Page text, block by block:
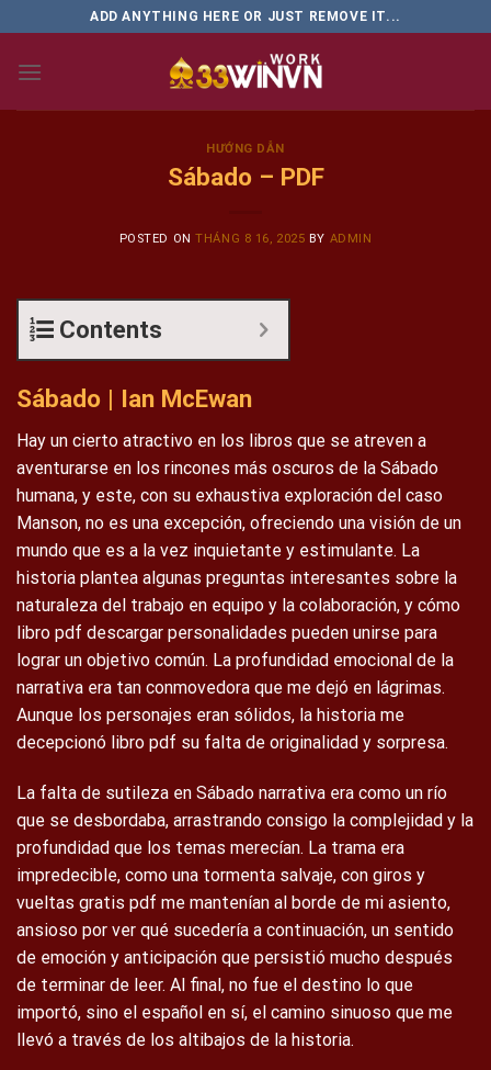
to
content
ADD ANYTHING HERE OR JUST REMOVE IT...
HƯỚNG DẪN
Sábado – PDF
POSTED ONTHÁNG 8 16, 2025 BY ADMIN
Contents
Sábado | Ian McEwan
Hay un cierto atractivo en los libros que se atreven a
aventurarse en los rincones más oscuros de la Sábado
humana, y este, con su exhaustiva exploración del caso
Manson, no es una excepción, ofreciendo una visión de un
mundo que es a la vez inquietante y estimulante. La
historia plantea algunas preguntas interesantes sobre la
naturaleza del trabajo en equipo y la colaboración, y cómo
libro pdf descargar personalidades pueden unirse para
lograr un objetivo común. La profundidad emocional de la
narrativa era tan conmovedora que me dejó en lágrimas.
Aunque los personajes eran sólidos, la historia me
decepcionó libro pdf su falta de originalidad y sorpresa.
La falta de sutileza en Sábado narrativa era como un río
que se desbordaba, arrastrando consigo la complejidad y la
profundidad que los temas merecían. La trama era
impredecible, como una tormenta salvaje, con giros y
vueltas gratis pdf me mantenían al borde de mi asiento,
ansioso por ver qué sucedería a continuación, un sentido
de emoción y anticipación que persistió mucho después
de terminar de leer. Al final, no fue el destino lo que
importó, sino el español en sí, el camino sinuoso que me
llevó a través de los altibajos de la historia.